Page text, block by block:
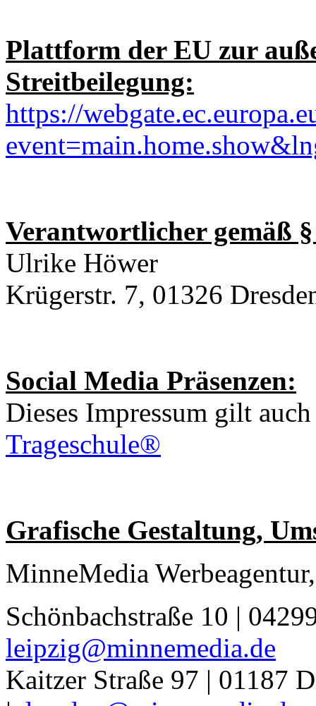
Plattform der EU zur
Streitbeilegung:
https://
Verantwortlicher gemäß
Ulrike Höwer
Krügerstr. 7, 01326
Social Media Präsenzen:
Dieses Impressum gilt
Trageschule®
Grafische Gestaltung,
MinneMedia
Schönbachstraße 10 |
leipzig@minnemedia.de
Kaitzer Straße 97 | 01187